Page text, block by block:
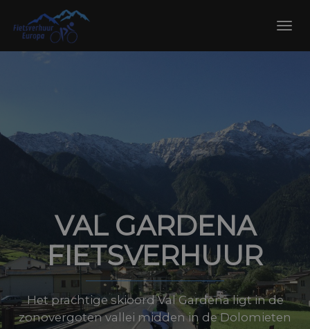
content
VAL GARDENA
FIETSVERHUUR
Het prachtige skioord Val Gardena ligt in de
zonovergoten vallei midden in de Dolomieten